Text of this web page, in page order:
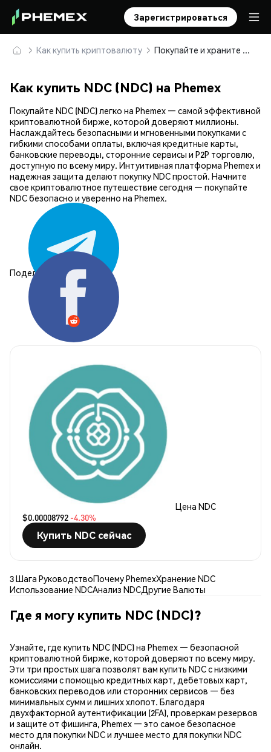
Зарегистрироваться
Как купить криптовалюту Покупайте и храните NDC (NDC) безопасно
Как купить NDC (NDC) на Phemex
Покупайте NDC (NDC) легко на Phemex — самой эффективной
криптовалютной бирже, которой доверяют миллионы.
Наслаждайтесь безопасными и мгновенными покупками с
гибкими способами оплаты, включая кредитные карты,
банковские переводы, сторонние сервисы и P2P торговлю,
доступную по всему миру. Интуитивная платформа Phemex и
надежная защита делают покупку NDC простой. Начните
свое криптовалютное путешествие сегодня — покупайте
NDC безопасно и уверенно на Phemex.
Поделиться:
Цена NDC
$0.00008792 -4.30%
Купить NDC сейчас
3 Шага РуководствоПочему PhemexХранение NDC
Использование NDCАнализ NDCДругие Валюты
Где я могу купить NDC (NDC)?
Узнайте, где купить NDC (NDC) на Phemex — безопасной
криптовалютной бирже, которой доверяют по всему миру.
Эти три простых шага позволят вам купить NDC с низкими
комиссиями с помощью кредитных карт, дебетовых карт,
банковских переводов или сторонних сервисов — без
минимальных сумм и лишних хлопот. Благодаря
двухфакторной аутентификации (2FA), проверкам резервов
и защите от фишинга, Phemex — это самое безопасное
место для покупки NDC и лучшее место для покупки NDC
онлайн.